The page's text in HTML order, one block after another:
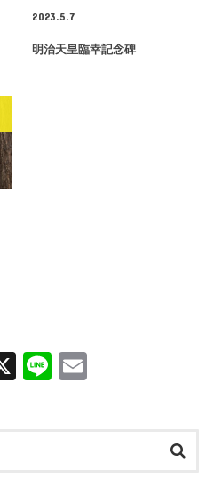
2023.5.7
明治天皇臨幸記念碑
X
Li